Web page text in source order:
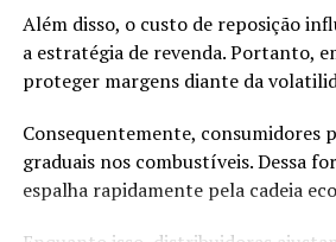
Nesse momento crítico, a liderança
agir com rapidez.
A estratégia que
Primeiramente, a empresa decidiu
Além disso, o custo de reposição
a estratégia de revenda. Portanto,
proteger margens diante da
Consequentemente, consumidores
graduais nos combustíveis. Dessa
espalha rapidamente pela cadeia